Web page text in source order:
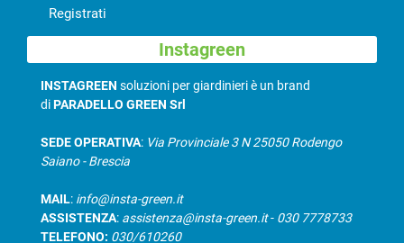
Registrati
Instagreen
INSTAGREEN soluzioni per giardinieri è un brand
diPARADELLO GREEN Srl
SEDE OPERATIVA: Via Provinciale 3 N 25050 Rodengo
Saiano - Brescia
MAIL: info@insta-green.it
ASSISTENZA: assistenza@insta-green.it- 030 7778733
TELEFONO: 030/610260